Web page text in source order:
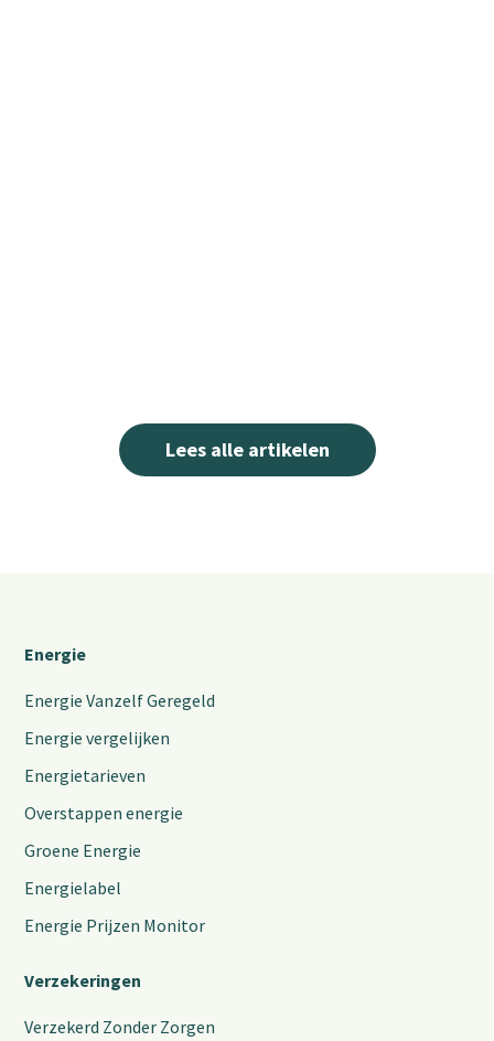
Lees alle artikelen
Energie
Energie Vanzelf Geregeld
Energie vergelijken
Energietarieven
Overstappen energie
Groene Energie
Energielabel
Energie Prijzen Monitor
Verzekeringen
Verzekerd Zonder Zorgen